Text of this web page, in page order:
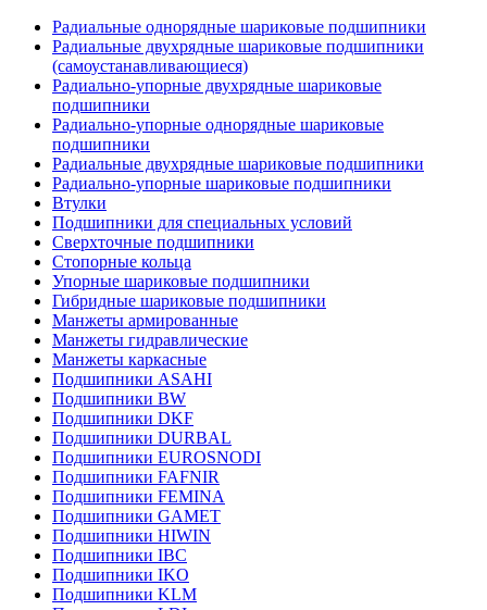
Радиальные однорядные шариковые подшипники
Радиальные двухрядные шариковые подшипники
(самоустанавливающиеся)
Радиально-упорные двухрядные шариковые
подшипники
Радиально-упорные однорядные шариковые
подшипники
Радиальные двухрядные шариковые подшипники
Радиально-упорные шариковые подшипники
Втулки
Подшипники для специальных условий
Сверхточные подшипники
Стопорные кольца
Упорные шариковые подшипники
Гибридные шариковые подшипники
Манжеты армированные
Манжеты гидравлические
Манжеты каркасные
Подшипники ASAHI
Подшипники BW
Подшипники DKF
Подшипники DURBAL
Подшипники EUROSNODI
Подшипники FAFNIR
Подшипники FEMINA
Подшипники GAMET
Подшипники HIWIN
Подшипники IBC
Подшипники IKO
Подшипники KLM